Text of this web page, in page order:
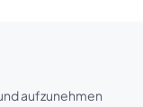
aufzunehmen